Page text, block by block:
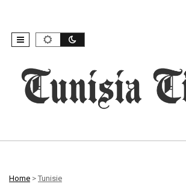
Home > Tunisie